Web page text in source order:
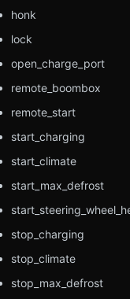
honk
lock
open_charge_port
remote_boombox
remote_start
start_charging
start_climate
start_max_defrost
stop_charging
stop_climate
stop_max_defrost